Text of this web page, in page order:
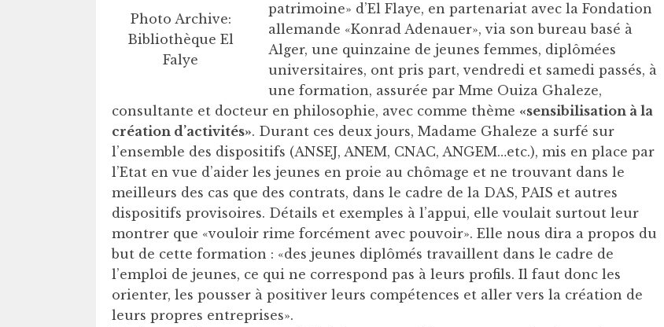
Photo Archive:
Bibliothèque El
Falye
patrimoine» d’El Flaye, en partenariat avec la Fondation
allemande «Konrad Adenauer», via son bureau basé à
Alger, une quinzaine de jeunes femmes, diplômées
universitaires, ont pris part, vendredi et samedi passés, à
une formation, assurée par Mme Ouiza Ghaleze,
consultante et docteur en philosophie, avec comme thème «sensibilisation à la
création d’activités». Durant ces deux jours, Madame Ghaleze a surfé sur
l’ensemble des dispositifs (ANSEJ, ANEM, CNAC, ANGEM…etc.), mis en place par
l’Etat en vue d’aider les jeunes en proie au chômage et ne trouvant dans le
meilleurs des cas que des contrats, dans le cadre de la DAS, PAIS et autres
dispositifs provisoires. Détails et exemples à l’appui, elle voulait surtout leur
montrer que «vouloir rime forcément avec pouvoir». Elle nous dira a propos du
but de cette formation : «des jeunes diplômés travaillent dans le cadre de
l’emploi de jeunes, ce qui ne correspond pas à leurs profils. Il faut donc les
orienter, les pousser à positiver leurs compétences et aller vers la création de
leurs propres entreprises».